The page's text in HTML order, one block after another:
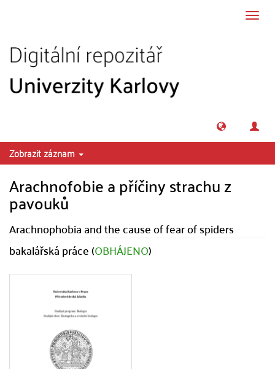
Zobrazit záznam
Arachnofobie a příčiny strachu z
pavouků
Arachnophobia and the cause of fear of spiders
bakalářská práce (OBHÁJENO)